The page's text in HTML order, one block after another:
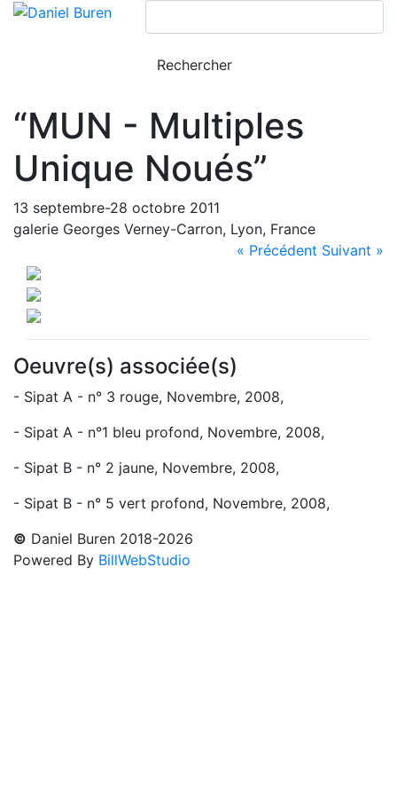
“MUN - Multiples
Unique Noués”
13 septembre-28 octobre 2011
galerie Georges Verney-Carron, Lyon, France
« Précédent Suivant »
Oeuvre(s) associée(s)
- Sipat A - n° 3 rouge, Novembre, 2008,
- Sipat A - n°1 bleu profond, Novembre, 2008,
- Sipat B - n° 2 jaune, Novembre, 2008,
- Sipat B - n° 5 vert profond, Novembre, 2008,
© Daniel Buren 2018-2026
Powered By BillWebStudio